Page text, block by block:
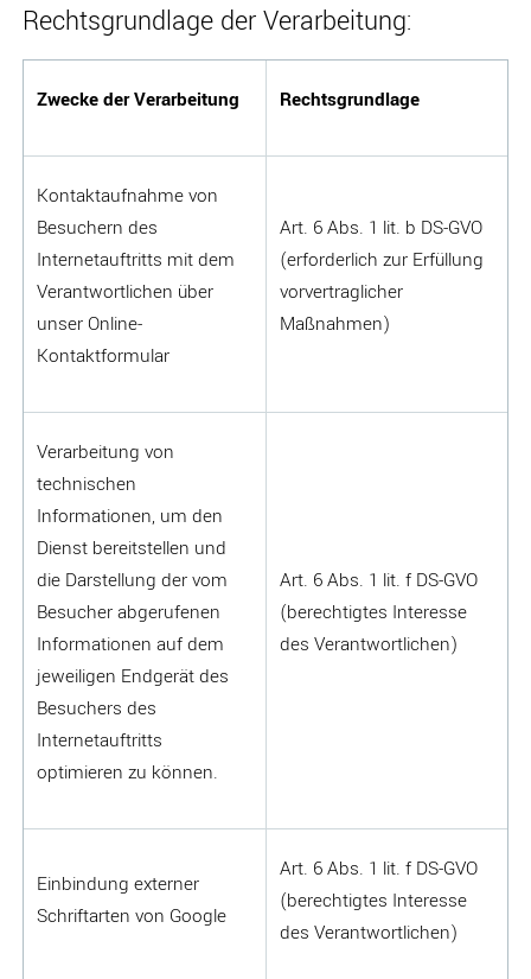
Rechtsgrundlage der Verarbeitung:
Zwecke der Verarbeitung Rechtsgrundlage
Kontaktaufnahme von
Besuchern des
Internetauftritts mit dem
Verantwortlichen über
unser Online-
Kontaktformular
Art. 6 Abs. 1 lit. b DS-GVO
(erforderlich zur Erfüllung
vorvertraglicher
Maßnahmen)
Verarbeitung von
technischen
Informationen, um den
Dienst bereitstellen und
die Darstellung der vom
Besucher abgerufenen
Informationen auf dem
jeweiligen Endgerät des
Besuchers des
Internetauftritts
optimieren zu können.
Art. 6 Abs. 1 lit. f DS-GVO
(berechtigtes Interesse
des Verantwortlichen)
Einbindung externer
Schriftarten von Google
Art. 6 Abs. 1 lit. f DS-GVO
(berechtigtes Interesse
des Verantwortlichen)